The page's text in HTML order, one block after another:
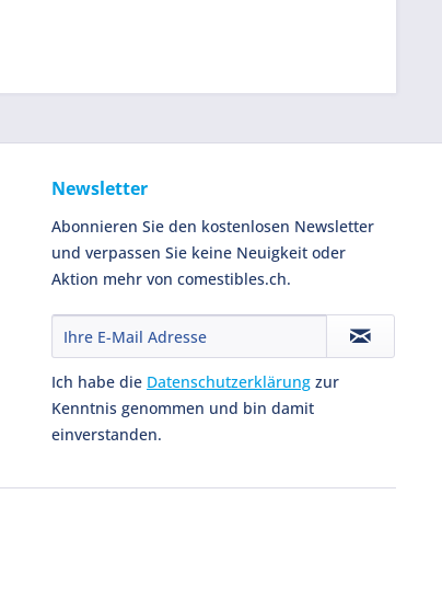
Newsletter
Abonnieren Sie den kostenlosen Newsletter
und verpassen Sie keine Neuigkeit oder
Aktion mehr von comestibles.ch.
Ich habe die Datenschutzerklärung zur
Kenntnis genommen und bin damit
einverstanden.